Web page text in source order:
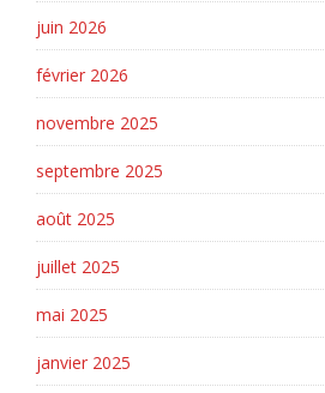
juin 2026
février 2026
novembre 2025
septembre 2025
août 2025
juillet 2025
mai 2025
janvier 2025